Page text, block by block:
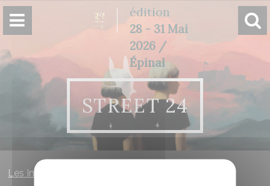
édition
28 - 31 Mai
2026 /
Épinal
STREET 24
Les Imaginales
Panneau de gestion des cookies